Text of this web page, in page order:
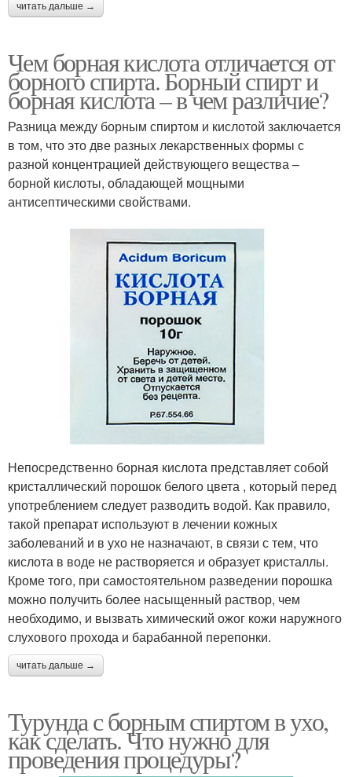
читать дальше →
Чем борная кислота отличается от
борного спирта. Борный спирт и
борная кислота – в чем различие?
Разница между борным спиртом и кислотой заключается
в том, что это две разных лекарственных формы с
разной концентрацией действующего вещества –
борной кислоты, обладающей мощными
антисептическими свойствами.
Непосредственно борная кислота представляет собой
кристаллический порошок белого цвета , который перед
употреблением следует разводить водой. Как правило,
такой препарат используют в лечении кожных
заболеваний и в ухо не назначают, в связи с тем, что
кислота в воде не растворяется и образует кристаллы.
Кроме того, при самостоятельном разведении порошка
можно получить более насыщенный раствор, чем
необходимо, и вызвать химический ожог кожи наружного
слухового прохода и барабанной перепонки.
читать дальше →
Турунда с борным спиртом в ухо,
как сделать. Что нужно для
проведения процедуры?